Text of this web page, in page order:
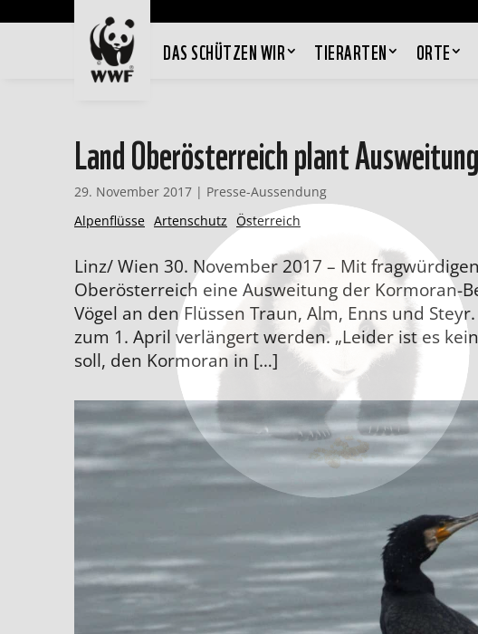
DAS SCHÜTZEN WIR TIERARTEN ORTE
Land Oberösterreich plant
29. November 2017 | Presse-Aussendung
Alpenflüsse Artenschutz Österreich
Linz/ Wien 30. November 2017 – Mit
Oberösterreich eine Ausweitung der Kormoran-
Vögel an den Flüssen Traun, Alm, Enns und
zum 1. April verlängert werden. „Leider ist es
soll, den Kormoran in […]